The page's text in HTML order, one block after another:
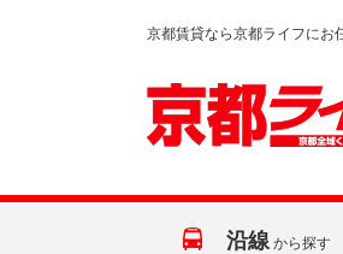
京都賃貸なら京都ライフにお
沿線 から探す